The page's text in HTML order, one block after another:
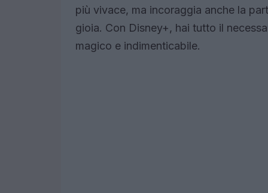
più vivace, ma incoraggia anche la
gioia. Con Disney+, hai tutto il
magico e indimenticabile.